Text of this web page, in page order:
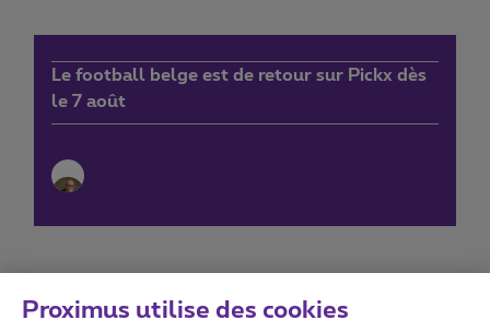
Le football belge est de retour sur Pickx dès
le 7 août
Proximus utilise des cookies